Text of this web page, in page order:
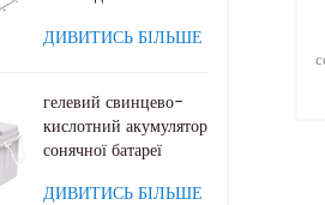
ДИВИТИСЬ БІЛЬШЕ
гелевий свинцево-
кислотний акумулятор
сонячної батареї
ДИВИТИСЬ БІЛЬШЕ